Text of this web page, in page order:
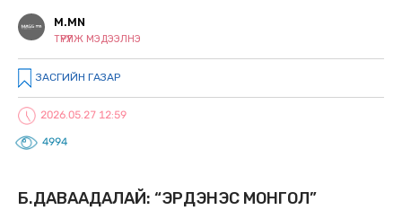
M.MN
ТҮРҮҮЛЖ МЭДЭЭЛНЭ
ЗАСГИЙН ГАЗАР
2026.05.27 12:59
4994
Б.ДАВААДАЛАЙ: “ЭРДЭНЭС МОНГОЛ”